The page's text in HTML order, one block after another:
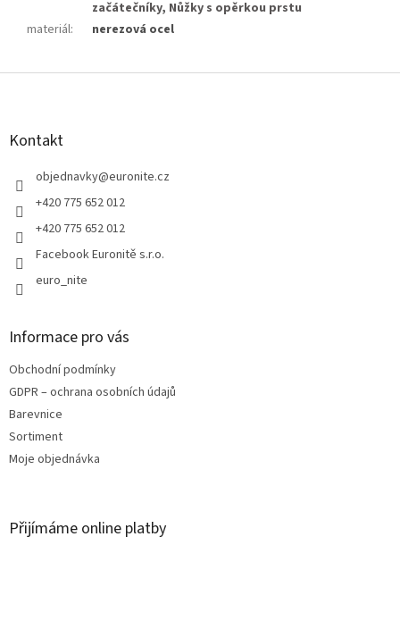
začátečníky, Nůžky s opěrkou prstu
materiál: nerezová ocel
Z
Kontakt
objednavky@euronite.cz
+420 775 652 012
+420 775 652 012
Facebook Euronitě s.r.o.
euro_nite
Informace pro vás
Obchodní podmínky
GDPR – ochrana osobních údajů
Barevnice
Sortiment
Moje objednávka
Přijímáme online platby